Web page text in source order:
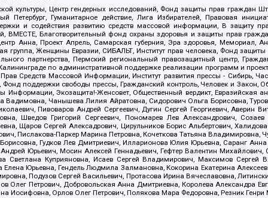
культуры, Центр гендерных исследований, Фонд защиты прав граждан
Гуманитарное действие, Лига Избирателей, Правовая
и содействия развитию средств массовой информации, В защиту
ВМЕСТЕ, Благотворительный фонд охраны здоровья и защиты прав
Анна, Проект Апрель, Самарская губерния, Эра здоровья, Мемориал,
группа, Женщины Евразии, СИБАЛЬТ, Институт прав человека, Фонд защиты
партнерства, Пермский региональный правозащитный центр,
по административной поддержке реализации программ и
Средств Массовой Информации, Институт развития прессы - Сибирь,
поддержки свободы прессы, Гражданский контроль, Человек и
Информации, Экозащита!-Женсовет, Общественный вердикт, Евразийская
Чанышева Лилия Айратовна, Сидорович Ольга Борисовна,
Пивоваров Андрей Сергеевич, Дугин Сергей Георгиевич, Аверин
Шведов Григорий Сергеевич, Пономарев Лев Александрович,
Щаров Сергей Алексадрович, Цирульников Борис Альбертович,
Пислакова-Паркер Марина Петровна, Кочеткова Татьяна Владимировна,
Гудков Лев Дмитриевич, Илларионова Юлия Юрьевна, Саранг
Юрьевич, Мосин Алексей Геннадьевич, Гефтер Валентин
Куприяновна, Исаев Сергей Владимирович, Максимов Сергей
Елена Юрьевна, Гендель Людмила Залмановна, Кокорина Екатерина
Подузов Сергей Васильевич, Протасова Ирина Вячеславовна,
Петрович, Добровольская Анна Дмитриевна, Королева Александра
Иосифовна, Орлов Олег Петрович, Полякова Мара Федоровна, Резник